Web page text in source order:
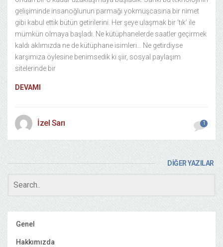
gelişiminde insanoğlunun parmağı yokmuşcasına bir nimet
gibi kabul ettik bütün getirilerini. Her şeye ulaşmak bir ‘tık’ ile
mümkün olmaya başladı. Ne kütüphanelerde saatler geçirmek
kaldı aklımızda ne de kütüphane isimleri… Ne getirdiyse
karşımıza öylesine benimsedik ki şiir, sosyal paylaşım
sitelerinde bir
DEVAMI
İzel Sarı 1
DİĞER YAZILAR
Genel
Hakkımızda